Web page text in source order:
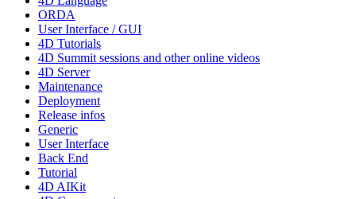
ORDA
User Interface / GUI
4D Tutorials
4D Summit sessions and other online videos
4D Server
Maintenance
Deployment
Release infos
Generic
User Interface
Back End
Tutorial
4D AIKit